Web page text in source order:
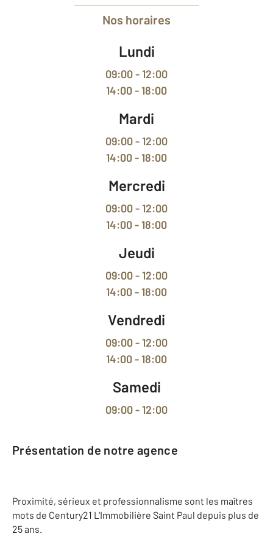
Nos horaires
Lundi
09:00 - 12:00
14:00 - 18:00
Mardi
09:00 - 12:00
14:00 - 18:00
Mercredi
09:00 - 12:00
14:00 - 18:00
Jeudi
09:00 - 12:00
14:00 - 18:00
Vendredi
09:00 - 12:00
14:00 - 18:00
Samedi
09:00 - 12:00
Présentation de notre agence
Proximité, sérieux et professionnalisme sont les maîtres
mots de Century21 L'Immobilière Saint Paul depuis plus de
25 ans.